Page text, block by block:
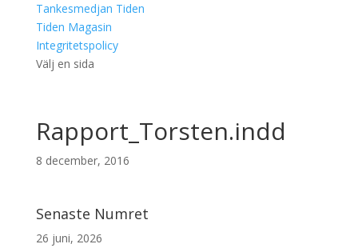
Tankesmedjan Tiden
Tiden Magasin
Integritetspolicy
Välj en sida
Rapport_Torsten.indd
8 december, 2016
Senaste Numret
26 juni, 2026